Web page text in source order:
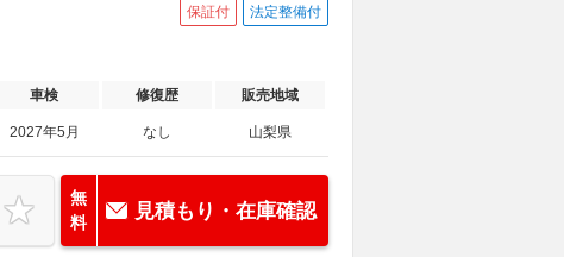
保証付 法定整備付
車検 修復歴 販売地域
2027年5月 なし 山梨県
無
料
見積もり・在庫確認